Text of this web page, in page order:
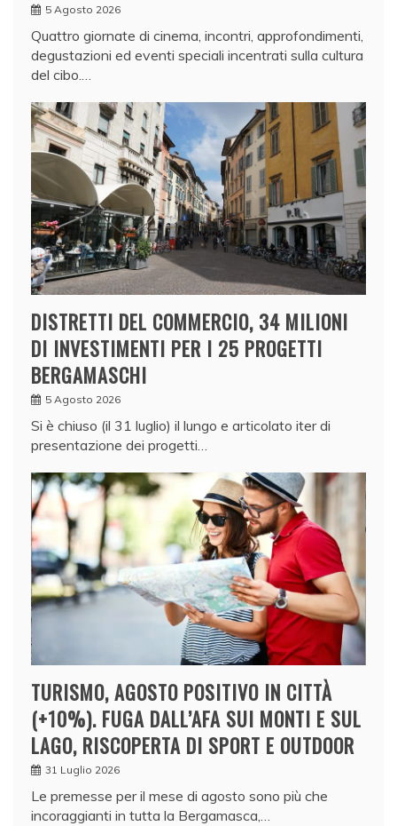
5 Agosto 2026
Quattro giornate di cinema, incontri, approfondimenti,
degustazioni ed eventi speciali incentrati sulla cultura
del cibo.…
DISTRETTI DEL COMMERCIO, 34 MILIONI
DI INVESTIMENTI PER I 25 PROGETTI
BERGAMASCHI
5 Agosto 2026
Si è chiuso (il 31 luglio) il lungo e articolato iter di
presentazione dei progetti…
TURISMO, AGOSTO POSITIVO IN CITTÀ
(+10%). FUGA DALL’AFA SUI MONTI E SUL
LAGO, RISCOPERTA DI SPORT E OUTDOOR
31 Luglio 2026
Le premesse per il mese di agosto sono più che
incoraggianti in tutta la Bergamasca,…